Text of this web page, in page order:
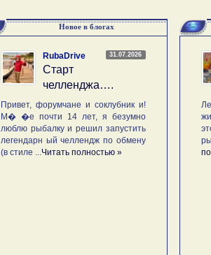
Новое в блогах
31.07.2026
RubaDrive
Старт
челленджа….
Привет, форумчане и соклубник и!
М� �е почти 14 лет, я безумно
люблю рыбалку и решил запустить
легендарн ый челлендж по обмену
(в стиле ...Читать полностью »